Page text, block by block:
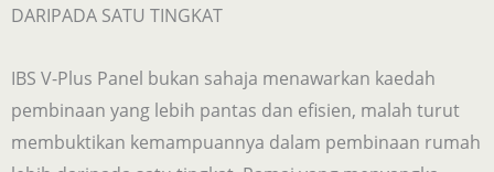
DARIPADA SATU TINGKAT
IBS V-Plus Panel bukan sahaja menawarkan kaedah
pembinaan yang lebih pantas dan efisien, malah turut
membuktikan kemampuannya dalam pembinaan rumah